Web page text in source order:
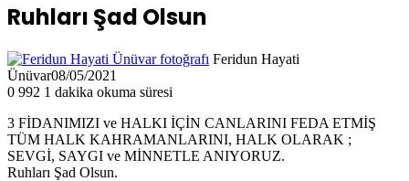
Ruhları Şad Olsun
Feridun Hayati
Ünüvar08/05/2021
0 992 1 dakika okuma süresi
3 FİDANIMIZI ve HALKI İÇİN CANLARINI FEDA ETMİŞ
TÜM HALK KAHRAMANLARINI, HALK OLARAK ;
SEVGİ, SAYGI ve MİNNETLE ANIYORUZ.
Ruhları Şad Olsun.